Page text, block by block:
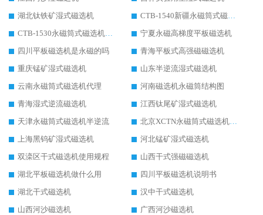
湖北钛铁矿湿式磁选机
CTB-1540新疆永磁筒式磁选机
CTB-1530永磁筒式磁选机代理商
宁夏永磁高梯度平板磁选机
四川平板磁选机是永磁的吗
青海平板式高强磁磁选机
重庆锰矿湿式磁选机
山东半逆流湿式磁选机
云南永磁筒式磁选机代理
河南磁选机永磁筒结构图
青海湿式逆流磁选机
江西钛尾矿湿式磁选机
天津永磁筒式磁选机半逆流
北京XCTN永磁筒式磁选机磁块位置
上海黑钨矿湿式磁选机
河北锰矿湿式磁选机
双滦区干式磁选机使用规程
山西干式强磁磁选机
湖北平板磁选机做什么用
四川平板磁选机说明书
湖北干式磁选机
汉中干式磁选机
山西河沙磁选机
广西河沙磁选机